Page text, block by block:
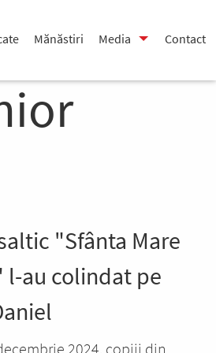
Mănăstiri Media Contact
"Sfânta Mare
l-au colindat pe
2024, copiii din